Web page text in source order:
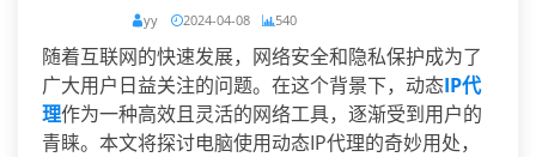
yy 2024-04-08 540
随着互联网的快速发展，网络安全和隐私保护成为了
广大用户日益关注的问题。在这个背景下，动态IP代
理作为一种高效且灵活的网络工具，逐渐受到用户的
青睐。本文将探讨电脑使用动态IP代理的奇妙用处，